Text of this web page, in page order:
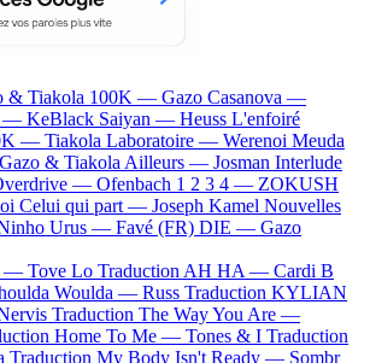
& Tiakola 100K — Gazo Casanova —
— KeBlack Saiyan — Heuss L'enfoiré
— Tiakola Laboratoire — Werenoi Meuda
Gazo & Tiakola Ailleurs — Josman Interlude
— Ofenbach 1 2 3 4 — ZOKUSH
Celui qui part — Joseph Kamel Nouvelles
Urus — Favé (FR) DIE — Gazo
— Tove Lo Traduction AH HA — Cardi B
Woulda — Russ Traduction KYLIAN
Traduction The Way You Are —
Home To Me — Tones & I Traduction
Traduction My Body Isn't Ready — Sombr